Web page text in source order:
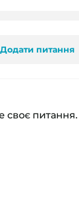
питання
своє питання.